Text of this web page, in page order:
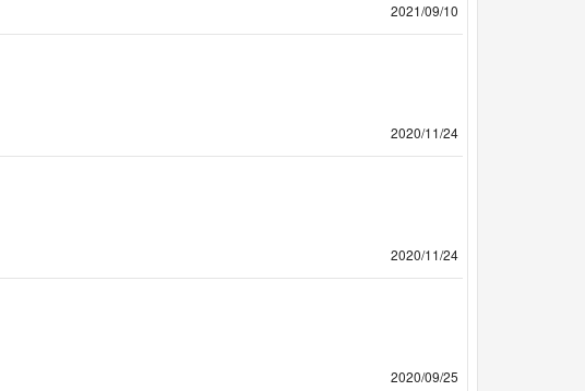
2021/09/10
2020/11/24
2020/11/24
2020/09/25